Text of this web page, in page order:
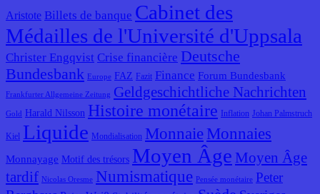
Aristote Billets de banque Cabinet des
Médailles de l'Université d'Uppsala
Christer Engqvist Crise financière Deutsche
Bundesbank
Europe FAZ Fazit Finance Forum Bundesbank
Frankfurter Allgemeine Zeitung Geldgeschichtliche Nachrichten
Gold Harald Nilsson Histoire monétaire Inflation Johan Palmstruch
Kiel Liquide Mondialisation Monnaie Monnaies
Monnayage Motif des trésors Moyen Âge Moyen Âge
tardif Nicolas Oresme Numismatique Pensée monétaire Peter